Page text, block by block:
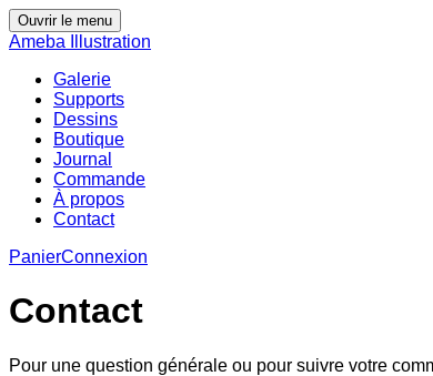
Ouvrir le menu
Ameba Illustration
Galerie
Supports
Dessins
Boutique
Journal
Commande
À propos
Contact
PanierConnexion
Contact
Pour une question générale ou pour suivre votre